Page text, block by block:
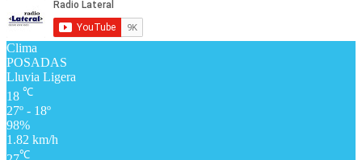
Clima
POSADAS
Lluvia Ligera
18 ℃
27º - 18º
98%
1.82 km/h
℃